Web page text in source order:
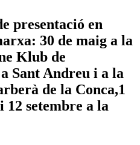
presentació en
30 de maig a la
Klub de
Sant Andreu i a la
de la Conca,1
12 setembre a la